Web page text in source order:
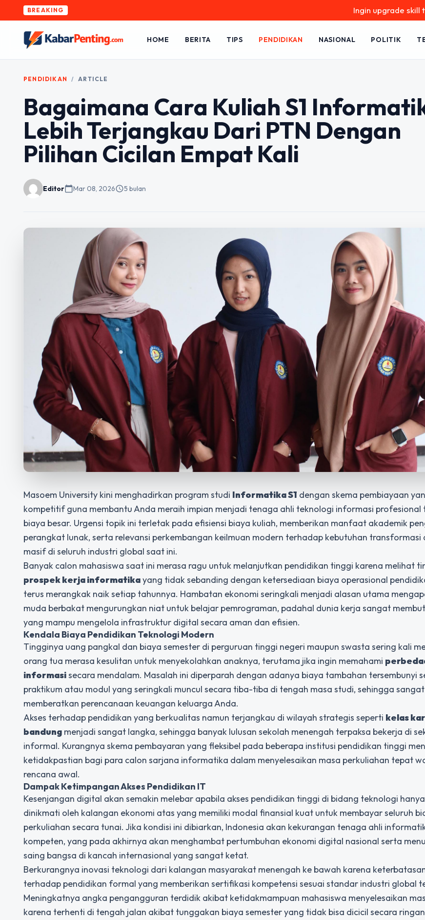
BREAKING Ingin upgrade skill tanpa ribet?
HOME BERITA TIPS PENDIDIKAN NASIONAL POLITIK
PENDIDIKAN / ARTICLE
Bagaimana Cara Kuliah S1
Lebih Terjangkau Dari PTN Dengan
Pilihan Cicilan Empat Kali
Editorcalendar_todayMar 08, 2026schedule5 bulan
Masoem University kini menghadirkan program studi Informatika S1 dengan skema pembiayaan
kompetitif guna membantu Anda meraih impian menjadi tenaga ahli teknologi informasi profesional
biaya besar. Urgensi topik ini terletak pada efisiensi biaya kuliah, memberikan manfaat akademik
perangkat lunak, serta relevansi perkembangan keilmuan modern terhadap kebutuhan transformasi
masif di seluruh industri global saat ini.
Banyak calon mahasiswa saat ini merasa ragu untuk melanjutkan pendidikan tinggi karena melihat
prospek kerja informatikayang tidak sebanding dengan ketersediaan biaya operasional
terus merangkak naik setiap tahunnya. Hambatan ekonomi seringkali menjadi alasan utama
muda berbakat mengurungkan niat untuk belajar pemrograman, padahal dunia kerja sangat
yang mampu mengelola infrastruktur digital secara aman dan efisien.
Kendala Biaya Pendidikan Teknologi Modern
Tingginya uang pangkal dan biaya semester di perguruan tinggi negeri maupun swasta sering kali
orang tua merasa kesulitan untuk menyekolahkan anaknya, terutama jika ingin memahami
informasisecara mendalam. Masalah ini diperparah dengan adanya biaya tambahan tersembunyi
praktikum atau modul yang seringkali muncul secara tiba-tiba di tengah masa studi, sehingga sangat
memberatkan perencanaan keuangan keluarga Anda.
Akses terhadap pendidikan yang berkualitas namun terjangkau di wilayah strategis seperti kelas
bandung menjadi sangat langka, sehingga banyak lulusan sekolah menengah terpaksa bekerja di
informal. Kurangnya skema pembayaran yang fleksibel pada beberapa institusi pendidikan tinggi
ketidakpastian bagi para calon sarjana informatika dalam menyelesaikan masa perkuliahan tepat
rencana awal.
Dampak Ketimpangan Akses Pendidikan IT
Kesenjangan digital akan semakin melebar apabila akses pendidikan tinggi di bidang teknologi
dinikmati oleh kalangan ekonomi atas yang memiliki modal finansial kuat untuk membayar seluruh
perkuliahan secara tunai. Jika kondisi ini dibiarkan, Indonesia akan kekurangan tenaga ahli
kompeten, yang pada akhirnya akan menghambat pertumbuhan ekonomi digital nasional serta
saing bangsa di kancah internasional yang sangat ketat.
Berkurangnya inovasi teknologi dari kalangan masyarakat menengah ke bawah karena
terhadap pendidikan formal yang memberikan sertifikasi kompetensi sesuai standar industri global
Meningkatnya angka pengangguran terdidik akibat ketidakmampuan mahasiswa menyelesaikan
karena terhenti di tengah jalan akibat tunggakan biaya semester yang tidak bisa dicicil secara